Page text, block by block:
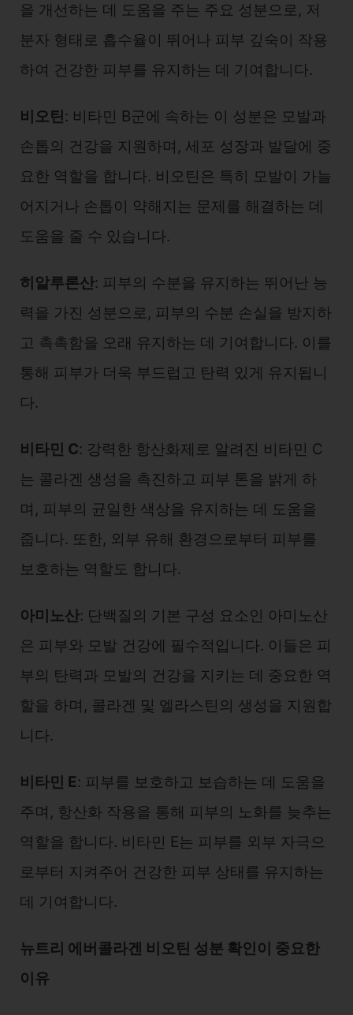
을 개선하는 데 도움을 주는 주요 성분으로, 저
분자 형태로 흡수율이 뛰어나 피부 깊숙이 작용
하여 건강한 피부를 유지하는 데 기여합니다.
비오틴: 비타민 B군에 속하는 이 성분은 모발과
손톱의 건강을 지원하며, 세포 성장과 발달에 중
요한 역할을 합니다. 비오틴은 특히 모발이 가늘
어지거나 손톱이 약해지는 문제를 해결하는 데
도움을 줄 수 있습니다.
히알루론산: 피부의 수분을 유지하는 뛰어난 능
력을 가진 성분으로, 피부의 수분 손실을 방지하
고 촉촉함을 오래 유지하는 데 기여합니다. 이를
통해 피부가 더욱 부드럽고 탄력 있게 유지됩니
다.
비타민 C: 강력한 항산화제로 알려진 비타민 C
는 콜라겐 생성을 촉진하고 피부 톤을 밝게 하
며, 피부의 균일한 색상을 유지하는 데 도움을
줍니다. 또한, 외부 유해 환경으로부터 피부를
보호하는 역할도 합니다.
아미노산: 단백질의 기본 구성 요소인 아미노산
은 피부와 모발 건강에 필수적입니다. 이들은 피
부의 탄력과 모발의 건강을 지키는 데 중요한 역
할을 하며, 콜라겐 및 엘라스틴의 생성을 지원합
니다.
비타민 E: 피부를 보호하고 보습하는 데 도움을
주며, 항산화 작용을 통해 피부의 노화를 늦추는
역할을 합니다. 비타민 E는 피부를 외부 자극으
로부터 지켜주어 건강한 피부 상태를 유지하는
데 기여합니다.
뉴트리 에버콜라겐 비오틴 성분 확인이 중요한
이유